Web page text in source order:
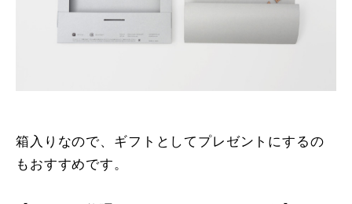
箱入りなので、ギフトとしてプレゼントにするの
もおすすめです。